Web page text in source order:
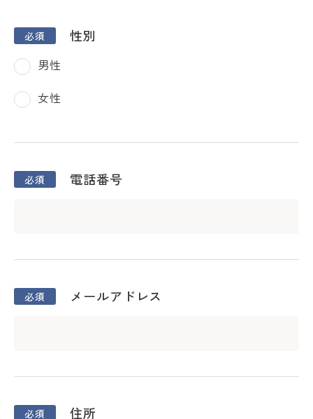
性別
男性
女性
電話番号
メールアドレス
住所